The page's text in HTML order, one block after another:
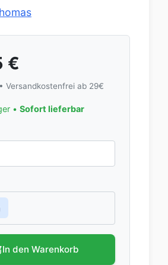
€
Versandkostenfrei ab 29€
• Sofort lieferbar
In den Warenkorb